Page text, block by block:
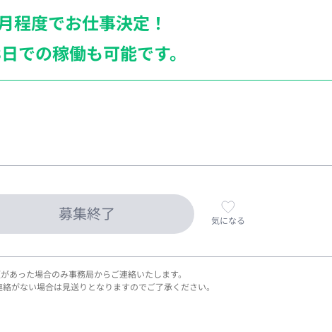
程度でお仕事決定！
での稼働も可能です。
募集終了 気になる
あった場合のみ事務局からご連絡いたします。
がない場合は見送りとなりますのでご了承ください。